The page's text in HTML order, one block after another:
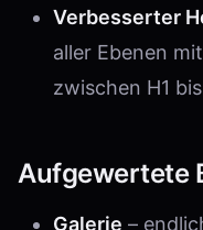
Verbesserter
aller Ebenen
zwischen H1
Aufgewertete
Galerie –